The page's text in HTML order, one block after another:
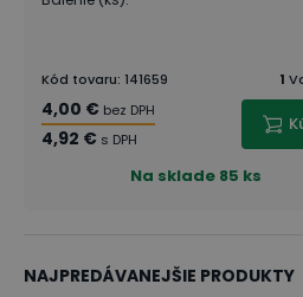
Kód tovaru: 141659 1
4,00 € bez DPH
4,92 € s DPH
Na sklade 85 ks
NAJPREDÁVANEJŠIE PRODUKTY